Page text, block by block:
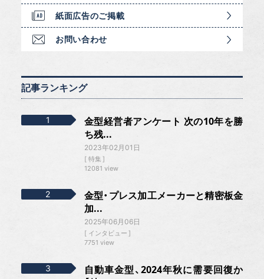
紙面広告のご掲載
お問い合わせ
記事ランキング
金型経営者アンケート 次の10年を勝
ち残...
2023年02月01日
特集
12081 view
金型・プレス加工メーカーと精密板金
加...
2025年06月06日
インタビュー
7751 view
自動車金型、2024年秋に需要回復か